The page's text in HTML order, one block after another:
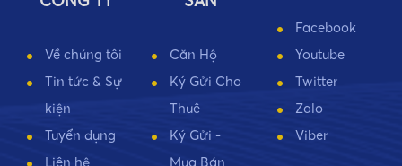
Về chúng tôi
Tin tức & Sự
kiện
Tuyển dụng
Liên hệ
Căn Hộ
Ký Gửi Cho
Thuê
Ký Gửi -
Mua Bán
Facebook
Youtube
Twitter
Zalo
Viber